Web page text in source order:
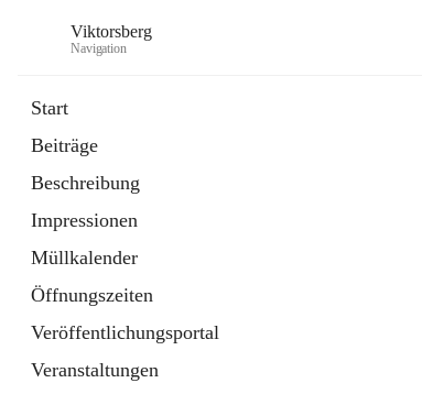
Viktorsberg
Navigation
Start
Beiträge
Beschreibung
Impressionen
Müllkalender
Öffnungszeiten
Veröffentlichungsportal
Veranstaltungen